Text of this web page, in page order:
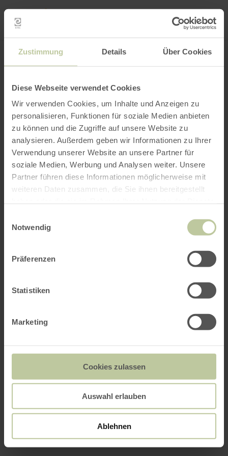
Zustimmung Details Über Cookies
Diese Webseite verwendet Cookies
Wir verwenden Cookies, um Inhalte und Anzeigen zu
personalisieren, Funktionen für soziale Medien anbieten
zu können und die Zugriffe auf unsere Website zu
analysieren. Außerdem geben wir Informationen zu Ihrer
Verwendung unserer Website an unsere Partner für
soziale Medien, Werbung und Analysen weiter. Unsere
Partner führen diese Informationen möglicherweise mit
weiteren Daten zusammen, die Sie ihnen bereitgestellt
Notwendig
Präferenzen
Statistiken
Marketing
Cookies zulassen
Auswahl erlauben
Ablehnen
INTERAKTIVE KARTE
Filter öffnen